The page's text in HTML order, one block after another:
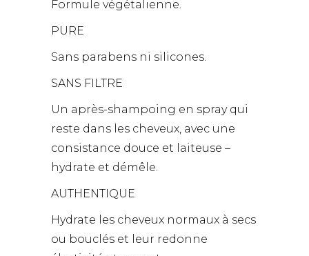
Formule végétalienne.
PURE
Sans parabens ni silicones.
SANS FILTRE
Un après-shampoing en spray qui
reste dans les cheveux, avec une
consistance douce et laiteuse –
hydrate et démêle.
AUTHENTIQUE
Hydrate les cheveux normaux à secs
ou bouclés et leur redonne